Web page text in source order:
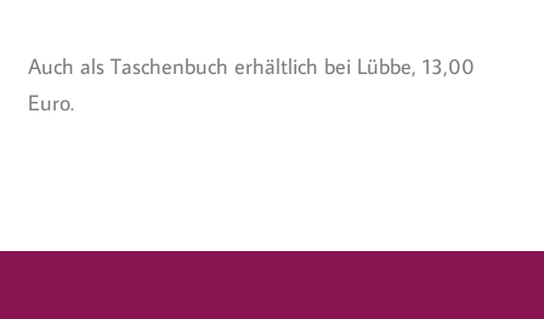
Auch als Taschenbuch erhältlich bei Lübbe, 13,00
Euro.